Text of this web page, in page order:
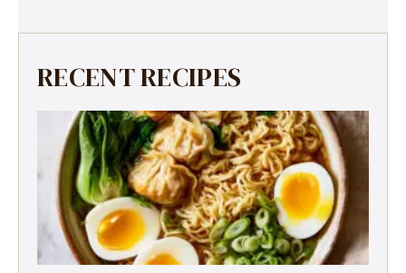
RECENT RECIPES